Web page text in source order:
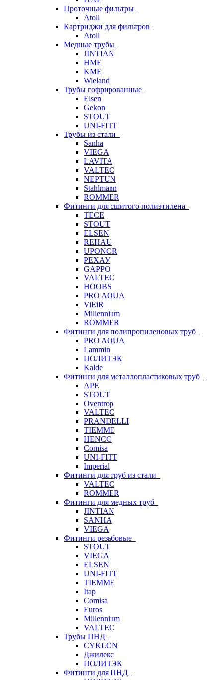
Проточные фильтры
Atoll
Картриджи для фильтров
Atoll
Медные трубы
JINTIAN
HME
KME
Wieland
Трубы гофрированные
Elsen
Gekon
STOUT
UNI-FITT
Трубы из стали
Sanha
VIEGA
LAVITA
VALTEC
NEPTUN
Stahlmann
ROMMER
Фитинги для сшитого полиэтилена
TECE
STOUT
ELSEN
REHAU
UPONOR
РЕХАУ
GAPPO
VALTEC
HOOBS
PRO AQUA
ViEiR
Millennium
ROMMER
Фитинги для полипропиленовых труб
PRO AQUA
Lammin
ПОЛИТЭК
Kalde
Фитинги для металлопластиковых труб
APE
STOUT
Oventrop
VALTEC
PRANDELLI
TIEMME
HENCO
Comisa
UNI-FITT
Imperial
Фитинги для труб из стали
VALTEC
ROMMER
Фитинги для медных труб
JINTIAN
SANHA
VIEGA
Фитинги резьбовые
STOUT
VIEGA
ELSEN
UNI-FITT
TIEMME
Itap
Comisa
Euros
Millennium
VALTEC
Трубы ПНД
CYKLON
Джилекс
ПОЛИТЭК
Фитинги для ПНД